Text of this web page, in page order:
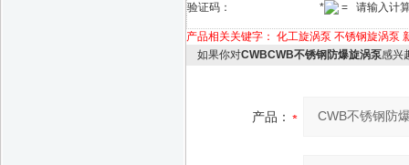
验证码：
* = 请输入计
产品相关关键字： 化工旋涡泵 不锈钢旋涡泵
如果你对CWBCWB不锈钢防爆旋涡泵感兴
产品：